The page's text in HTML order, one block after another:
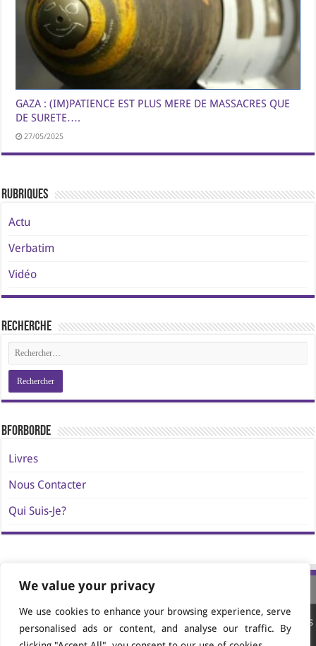
We value your privacy
We use cookies to enhance your browsing experience, serve
personalised ads or content, and analyse our traffic. By
GAZA : (IM)PATIENCE EST PLUS MERE DE MASSACRES QUE
DE SURETE….
27/05/2025
Rubriques
Actu
Verbatim
Vidéo
Recherche
BforBorde
Livres
Nous Contacter
Qui Suis-Je?
Site conçu et propulsé par
AVATAR Media Editions
© 2024-2026 Jacques Borde. All Rights Reserved.